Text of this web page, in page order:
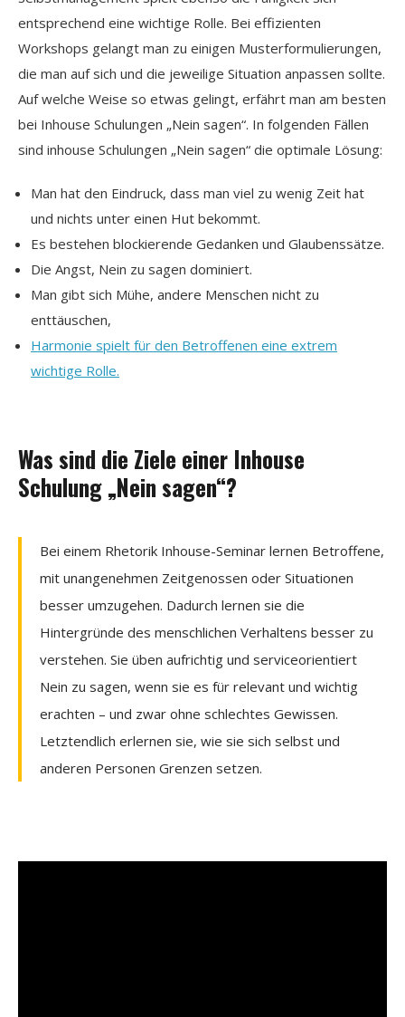
entsprechend eine wichtige Rolle. Bei effizienten
Workshops gelangt man zu einigen Musterformulierungen,
die man auf sich und die jeweilige Situation anpassen sollte.
Auf welche Weise so etwas gelingt, erfährt man am besten
bei Inhouse Schulungen „Nein sagen“. In folgenden Fällen
sind inhouse Schulungen „Nein sagen“ die optimale Lösung:
Man hat den Eindruck, dass man viel zu wenig Zeit hat
und nichts unter einen Hut bekommt.
Es bestehen blockierende Gedanken und Glaubenssätze.
Die Angst, Nein zu sagen dominiert.
Man gibt sich Mühe, andere Menschen nicht zu
enttäuschen,
Harmonie spielt für den Betroffenen eine extrem
wichtige Rolle.
Was sind die Ziele einer Inhouse
Schulung „Nein sagen“?
Bei einem Rhetorik Inhouse-Seminar lernen Betroffene,
mit unangenehmen Zeitgenossen oder Situationen
besser umzugehen. Dadurch lernen sie die
Hintergründe des menschlichen Verhaltens besser zu
verstehen. Sie üben aufrichtig und serviceorientiert
Nein zu sagen, wenn sie es für relevant und wichtig
erachten – und zwar ohne schlechtes Gewissen.
Letztendlich erlernen sie, wie sie sich selbst und
anderen Personen Grenzen setzen.